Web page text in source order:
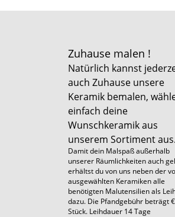
Zuhause malen !
Natürlich kannst
auch Zuhause unsere
Keramik bemalen,
einfach deine
Wunschkeramik aus
unserem Sortiment aus.
Damit dein Malspaß außerhalb
unserer Räumlichkeiten auch
erhältst du von uns neben der
ausgewählten Keramiken alle
benötigten Malutensilien als
dazu. Die Pfandgebühr beträgt
Stück. Leihdauer 14 Tage